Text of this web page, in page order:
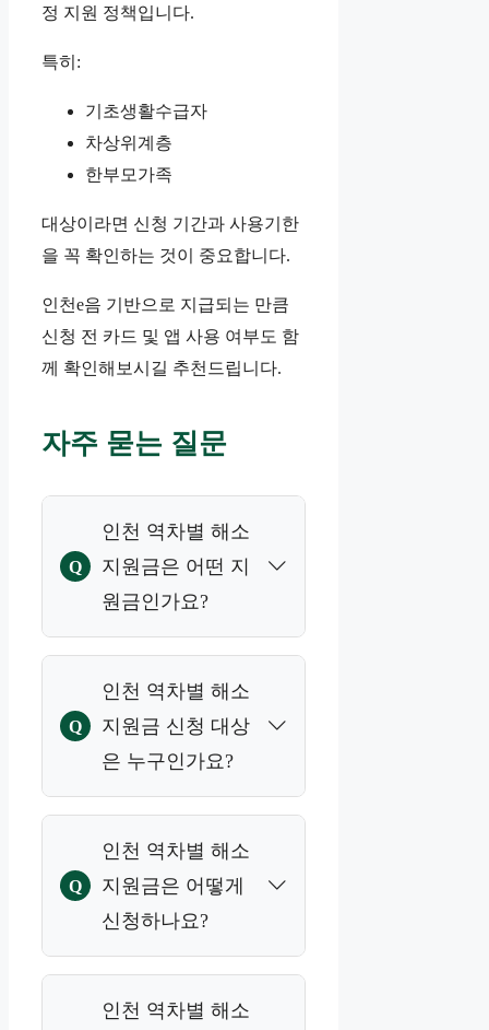
정 지원 정책입니다.
특히:
기초생활수급자
차상위계층
한부모가족
대상이라면 신청 기간과 사용기한
을 꼭 확인하는 것이 중요합니다.
인천e음 기반으로 지급되는 만큼
신청 전 카드 및 앱 사용 여부도 함
께 확인해보시길 추천드립니다.
자주 묻는 질문
Q
인천 역차별 해소
지원금은 어떤 지
원금인가요?
A
인천 역차별 해소지원
활수급자, 차상위계층,
한부모가족 등을 대상
천e음 포인트 형태로
원 정책입니다.
Q
인천 역차별 해소
지원금 신청 대상
은 누구인가요?
A
2026년 3월 30일 기준
록이 되어 있는 기초생
활수급자, 차상위계층,
수 있습니다.
Q
인천 역차별 해소
지원금은 어떻게
신청하나요?
A
인천e음 앱 또는 인천
인천 역차별 해소